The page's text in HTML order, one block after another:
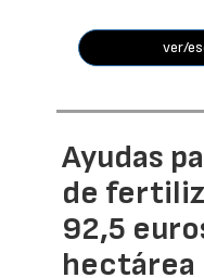
ver/
Ayudas
de
92,5
hectárea